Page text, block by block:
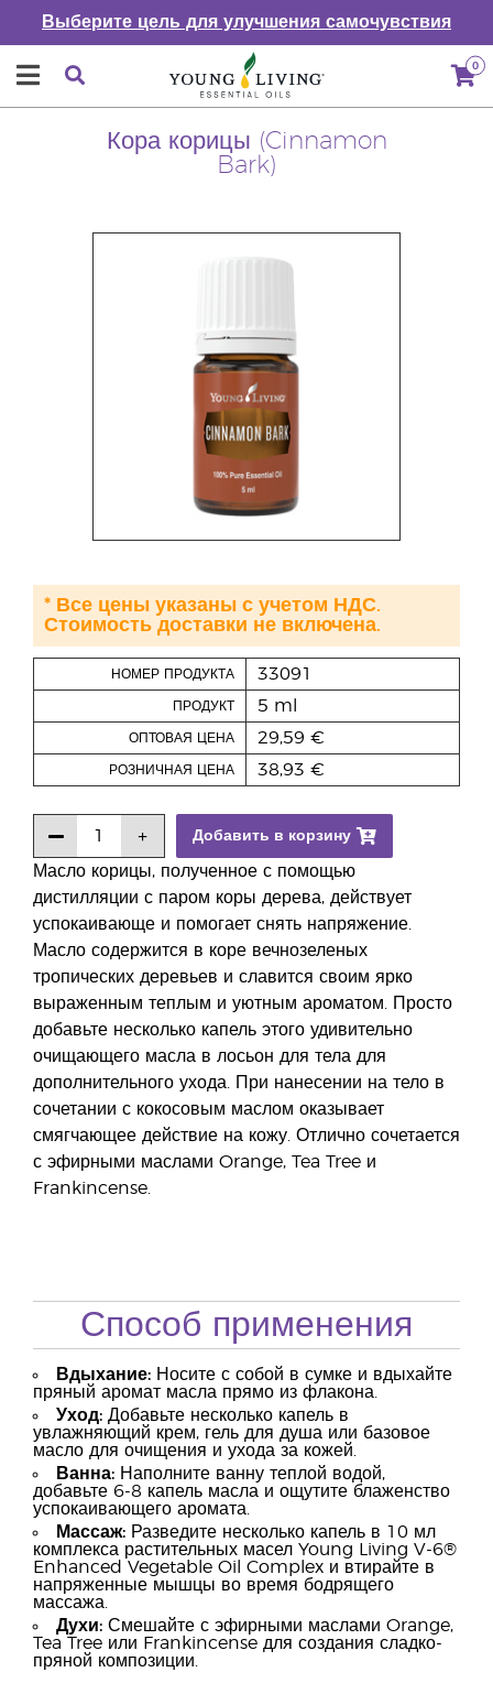
Выберите цель для улучшения самочувствия
0
Кора корицы (Cinnamon
Bark)
Масло корицы, полученное с помощью
дистилляции с паром коры дерева, действует
успокаивающе и помогает снять напряжение.
Масло содержится в коре вечнозеленых
тропических деревьев и славится своим ярко
выраженным теплым и уютным ароматом. Просто
добавьте несколько капель этого удивительно
очищающего масла в лосьон для тела для
дополнительного ухода. При нанесении на тело в
сочетании с кокосовым маслом оказывает
смягчающее действие на кожу. Отлично сочетается
с эфирными маслами Orange, Tea Tree и
Frankincense.
НОМЕР ПРОДУКТА 33091
ПРОДУКТ 5 ml
ОПТОВАЯ ЦЕНА 29,59 €
РОЗНИЧНАЯ ЦЕНА 38,93 €
Добавить в корзину
* Все цены указаны с учетом НДС.
Стоимость доставки не включена.
Способ применения
Вдыхание: Носите с собой в сумке и вдыхайте
пряный аромат масла прямо из флакона.
Уход: Добавьте несколько капель в
увлажняющий крем, гель для душа или базовое
масло для очищения и ухода за кожей.
Ванна: Наполните ванну теплой водой,
добавьте 6-8 капель масла и ощутите блаженство
успокаивающего аромата.
Массаж: Разведите несколько капель в 10 мл
комплекса растительных масел Young Living V-6®
Enhanced Vegetable Oil Complex и втирайте в
напряженные мышцы во время бодрящего
массажа.
Духи: Смешайте с эфирными маслами Orange,
Tea Tree или Frankincense для создания сладко-
пряной композиции.